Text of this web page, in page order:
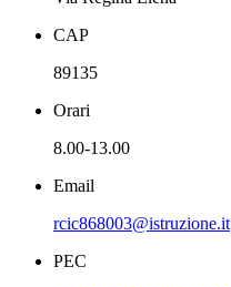
CAP
89135
Orari
8.00-13.00
Email
rcic868003@istruzione.it
PEC